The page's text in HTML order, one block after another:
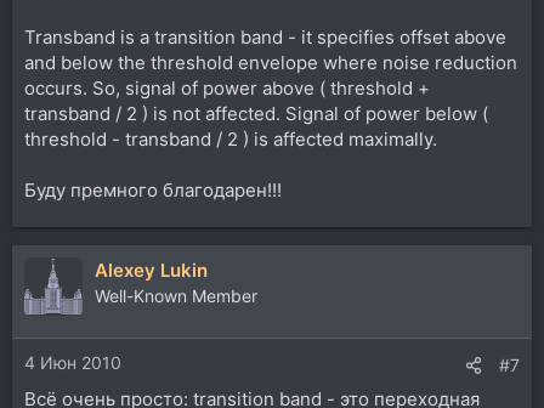
Transband is a transition band - it specifies offset above
and below the threshold envelope where noise reduction
occurs. So, signal of power above ( threshold +
transband / 2 ) is not affected. Signal of power below (
threshold - transband / 2 ) is affected maximally.
Буду премного благодарен!!!
Alexey Lukin
Well-Known Member
4 Июн 2010 #7
Всё очень просто: transition band - это переходная